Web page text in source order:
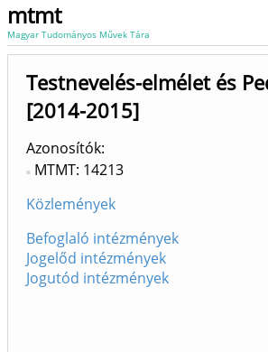
mtmt
Magyar Tudományos Művek Tára
Testnevelés-elmélet és
[2014-2015]
Azonosítók
MTMT: 14213
Közlemények
Befoglaló intézmények
Jogelőd intézmények
Jogutód intézmények